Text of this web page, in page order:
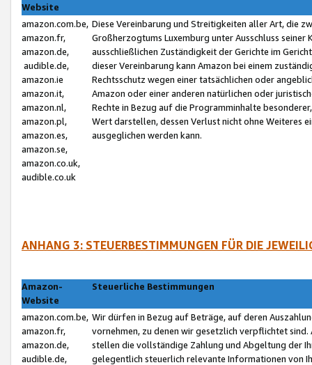
Website
amazon.com.be,
amazon.fr,
amazon.de,
audible.de,
amazon.ie
amazon.it,
amazon.nl,
amazon.pl,
amazon.es,
amazon.se,
amazon.co.uk,
audible.co.uk
Diese Vereinbarung und Streitigkeiten aller Art, die
Großherzogtums Luxemburg unter Ausschluss
ausschließlichen Zuständigkeit der Gerichte im
dieser Vereinbarung kann Amazon bei einem
Rechtsschutz wegen einer tatsächlichen oder
Amazon oder einer anderen natürlichen oder
Rechte in Bezug auf die Programminhalte
Wert darstellen, dessen Verlust nicht ohne Weiteres
ausgeglichen werden kann.
ANHANG 3: STEUERBESTIMMUNGEN FÜR DIE
Amazon-
Website
Steuerliche Bestimmungen
amazon.com.be,
amazon.fr,
amazon.de,
audible.de,
Wir dürfen in Bezug auf Beträge, auf deren
vornehmen, zu denen wir gesetzlich verpflichtet
stellen die vollständige Zahlung und Abgeltung der
gelegentlich steuerlich relevante Informationen von